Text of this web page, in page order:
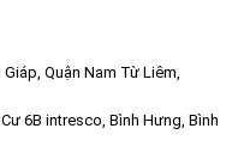
Quận Nam Từ Liêm,
6B intresco, Bình Hưng, Bình